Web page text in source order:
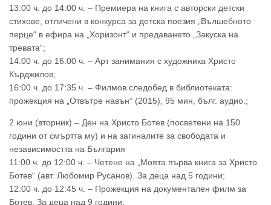
13:00 ч. до 14:00 ч. – Премиера на книга с авторски детски
стихове, отличени в конкурса за детска поезия „Вълшебното
перце“ в ефира на „Хоризонт“ и предаването „Закуска на
тревата“;
14:00 ч. до 16:00 ч. – Арт занимания с художника Христо
Кърджилов;
16:00 ч. до 17:35 ч. – Филмов следобед в библиотеката:
прожекция на „Отвътре навън“ (2015), 95 мин, бълг. аудио.;
2 юни (вторник) – Ден на Христо Ботев (посветени на 150
години от смъртта му) и на загиналите за свободата и
независимостта на България
11:00 ч. до 12:00 ч. – Четене на „Моята първа книга за Христо
Ботев“ (авт. Любомир Русанов). За деца над 5 години;
12:00 ч. до 12:45 ч. – Прожекция на документален филм за
Ботев. За деца над 9 години;